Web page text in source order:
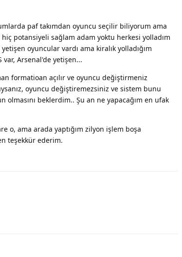
paf takımdan oyuncu seçilir biliyorum ama
potansiyeli sağlam adam yoktu herkesi yolladım
oyuncular vardı ama kiralık yolladığım
var, Arsenal'de yetişen...
formatioan açılır ve oyuncu değiştirmeniz
oyuncu değiştiremezsiniz ve sistem bunu
beklerdim.. Şu an ne yapacağım en ufak
o, ama arada yaptığım zilyon işlem boşa
teşekkür ederim.